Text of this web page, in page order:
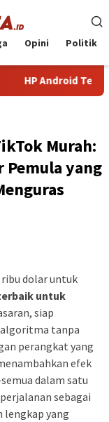
Opini Politik
2024:
Murah:
Pemula yang
dolar untuk
untuk
siap
tanpa
perangkat yang
efek
dalam satu
sebagai
lengkap yang